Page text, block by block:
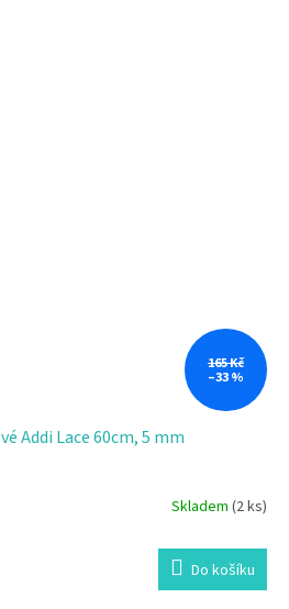
165 Kč
–33 %
Addi Lace 60cm, 5 mm
Skladem (2 ks)
Do košíku